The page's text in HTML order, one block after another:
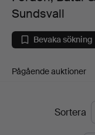
Båtar
&
Delar
Sundsvall
Bevaka sökning
Pågående auktioner
SlutpriserSortera